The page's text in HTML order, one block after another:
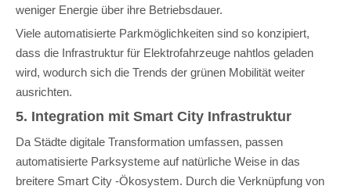
weniger Energie über ihre Betriebsdauer.
Viele automatisierte Parkmöglichkeiten sind so konzipiert,
dass die Infrastruktur für Elektrofahrzeuge nahtlos geladen
wird, wodurch sich die Trends der grünen Mobilität weiter
ausrichten.
5. Integration mit Smart City Infrastruktur
Da Städte digitale Transformation umfassen, passen
automatisierte Parksysteme auf natürliche Weise in das
breitere Smart City -Ökosystem. Durch die Verknüpfung von